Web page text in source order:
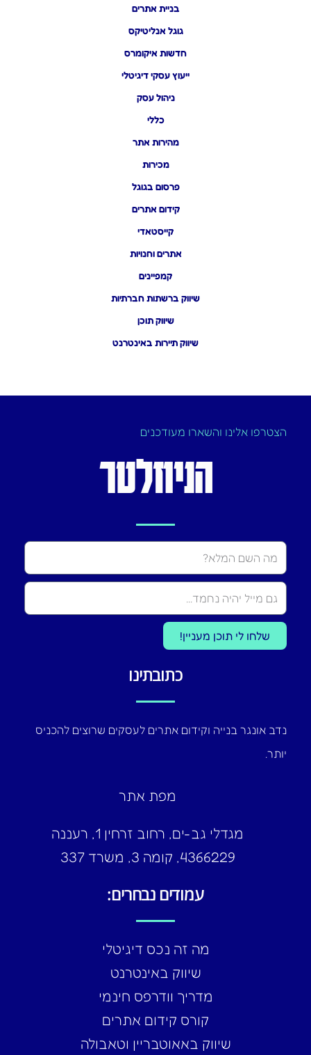
בניית אתרים
גוגל אנליטיקס
חדשות איקומרס
ייעוץ עסקי דיגיטלי
ניהול עסק
כללי
מהירות אתר
מכירות
פרסום בגוגל
קידום אתרים
קייסטאדי
אתרים וחנויות
קמפיינים
שיווק ברשתות חברתיות
שיווק תוכן
שיווק תיירות באינטרנט
עמודים נבחרים:
מה זה נכס דיגיטלי
שיווק באינטרנט
מדריך וודרפס חינמי
קורס קידום אתרים
שיווק באאוטבריין וטאבולה
כתובתינו
נדב אונגר בנייה וקידום אתרים לעסקים שרוצים להכניס
יותר.
מפת אתר
מגדלי גב-ים, רחוב זרחין 1, רעננה
4366229, קומה 3, משרד 337
הצטרפו אלינו והשארו מעודכנים
הניוזלטר
Name
שלחו לי תוכן מעניין!